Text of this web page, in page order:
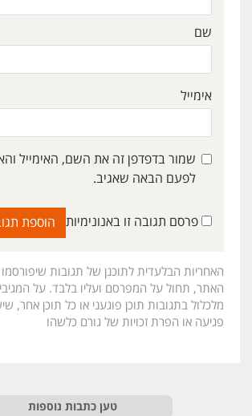
שם
אימייל
שמור בדפדפן זה את השם, האימייל
לפעם הבאה שאגיב.
פרסם תגובה זו באנונימיות
האחריות הבלעדית לתוכנן של תגובות
האתר, תחול על המפרסם ועליו בלבד. על
מלכלול בתגובות תוכן פוגעני או כל תוכן אחר,
פגיעה או הפרת זכויות של גורם כלשהו
טען כתבות נוספות